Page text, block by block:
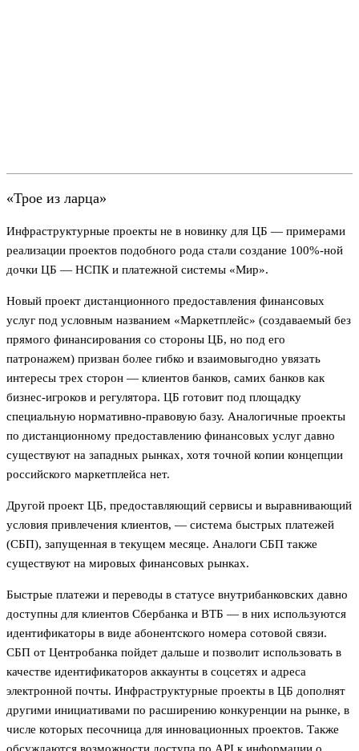
«Трое из ларца»
Инфраструктурные проекты не в новинку для ЦБ — примерами
реализации проектов подобного рода стали создание 100%-ной
дочки ЦБ — НСПК и платежной системы «Мир».
Новый проект дистанционного предоставления финансовых
услуг под условным названием «Маркетплейс» (создаваемый без
прямого финансирования со стороны ЦБ, но под его
патронажем) призван более гибко и взаимовыгодно увязать
интересы трех сторон — клиентов банков, самих банков как
бизнес-игроков и регулятора. ЦБ готовит под площадку
специальную нормативно-правовую базу. Аналогичные проекты
по дистанционному предоставлению финансовых услуг давно
существуют на западных рынках, хотя точной копии концепции
российского маркетплейса нет.
Другой проект ЦБ, предоставляющий сервисы и выравнивающий
условия привлечения клиентов, — система быстрых платежей
(СБП), запущенная в текущем месяце. Аналоги СБП также
существуют на мировых финансовых рынках.
Быстрые платежи и переводы в статусе внутрибанковских давно
доступны для клиентов Сбербанка и ВТБ — в них используются
идентификаторы в виде абонентского номера сотовой связи.
СБП от Центробанка пойдет дальше и позволит использовать в
качестве идентификаторов аккаунты в соцсетях и адреса
электронной почты. Инфраструктурные проекты в ЦБ дополнят
другими инициативами по расширению конкуренции на рынке, в
числе которых песочница для инновационных проектов. Также